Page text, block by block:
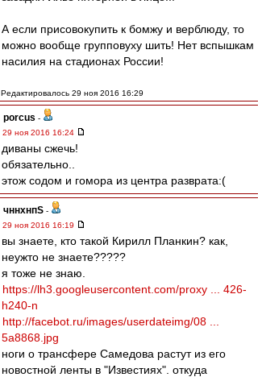
А если присовокупить к бомжу и верблюду, то
можно вообще групповуху шить! Нет вспышкам
насилия на стадионах России!
Редактировалось 29 ноя 2016 16:29
porcus -
29 ноя 2016 16:24
диваны сжечь!
обязательно..
этож содом и гомора из центра разврата:(
чннхнпS -
29 ноя 2016 16:19
вы знаете, кто такой Кирилл Планкин? как,
неужто не знаете?????
я тоже не знаю.
https://lh3.googleusercontent.com/proxy ... 426-
h240-n
http://facebot.ru/images/userdateimg/08 ...
5a8868.jpg
ноги о трансфере Самедова растут из его
новостной ленты в "Известиях". откуда